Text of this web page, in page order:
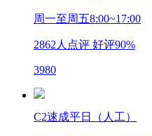
周一至周五8:00~17:00
2862 人点评 好评90%
3980
C2速成平日（人工）